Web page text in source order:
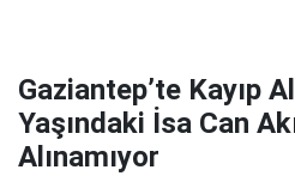
Gaziantep’te Kayıp
Yaşındaki İsa Can
Alınamıyor